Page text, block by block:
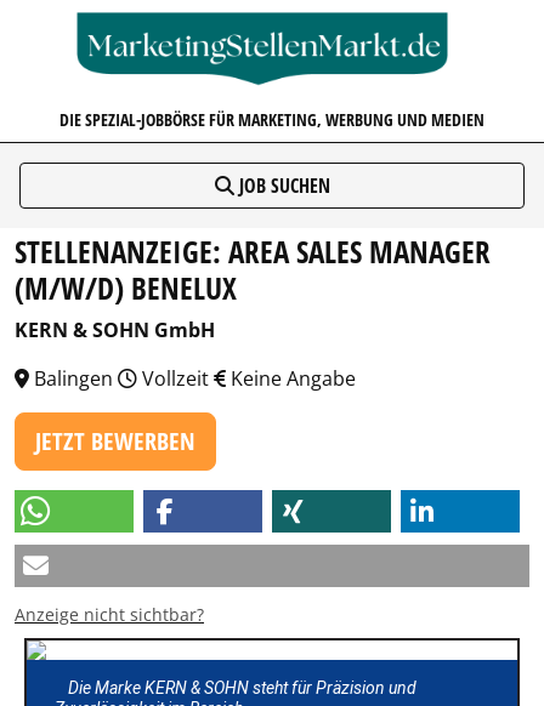
DIE SPEZIAL-JOBBÖRSE FÜR MARKETING, WERBUNG UND MEDIEN
JOB SUCHEN
STELLENANZEIGE: AREA SALES MANAGER
(M/W/D) BENELUX
KERN & SOHN GmbH
Balingen
Vollzeit Keine Angabe
JETZT BEWERBEN
Anzeige nicht sichtbar?